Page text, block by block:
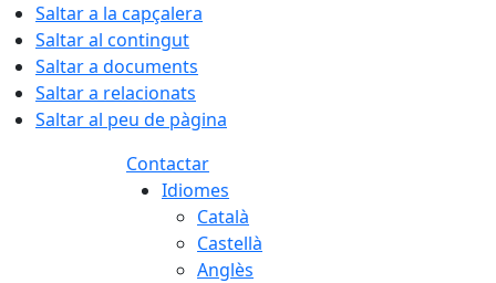
Saltar a la capçalera
Saltar al contingut
Saltar a documents
Saltar a relacionats
Saltar al peu de pàgina
Contactar
Idiomes
Català
Castellà
Anglès